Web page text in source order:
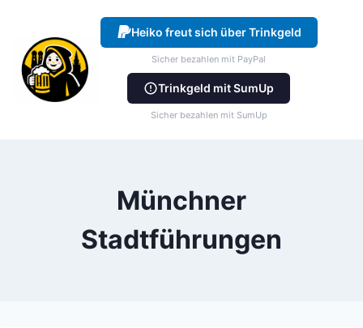
springen
Heiko freut sich über Trinkgeld
Sicher bezahlen mit PayPal
Trinkgeld mit SumUp
Sicher bezahlen mit SumUp
Münchner
Stadtführungen